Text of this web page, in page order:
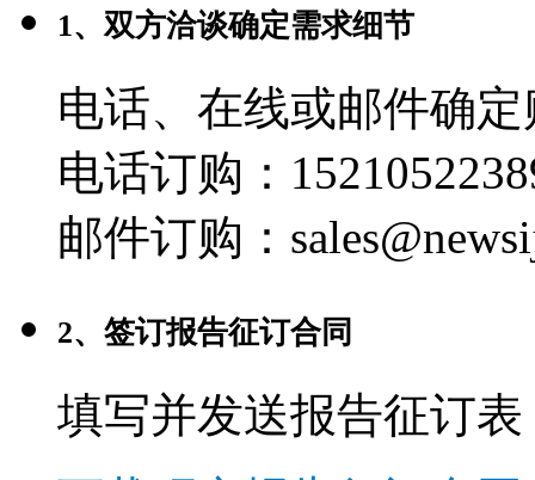
1、双方洽谈确定需求细节
电话、在线或邮件确
电话订购：
邮件订购：
2、签订报告征订合同
填写并发送报告征订表